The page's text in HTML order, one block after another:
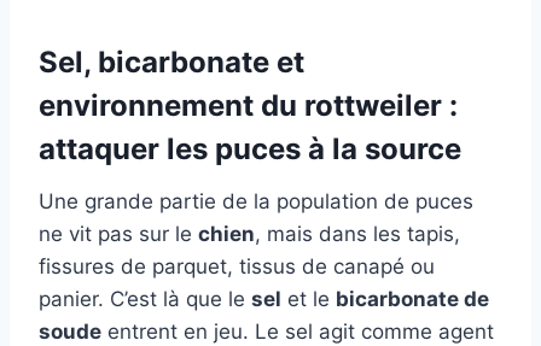
Sel, bicarbonate et
environnement du rottweiler :
attaquer les puces à la source
Une grande partie de la population de puces
ne vit pas sur le chien, mais dans les tapis,
fissures de parquet, tissus de canapé ou
panier. C’est là que le sel et le bicarbonate de
soude entrent en jeu. Le sel agit comme agent